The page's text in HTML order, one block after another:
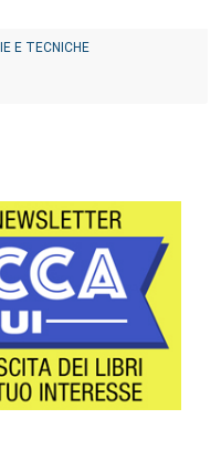
E TECNICHE